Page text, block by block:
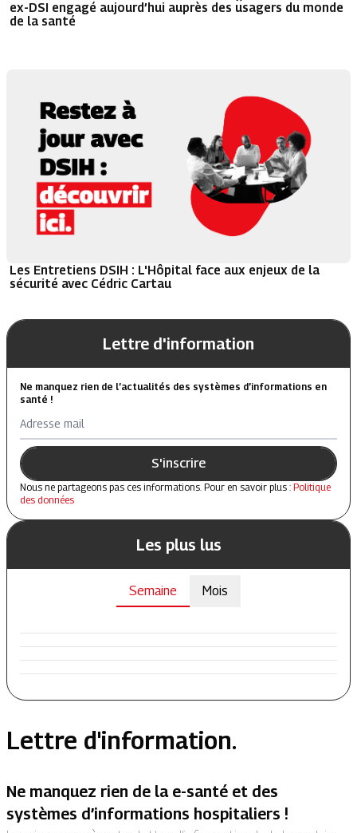
ex-DSI engagé aujourd’hui auprès des usagers du monde
de la santé
Les Entretiens DSIH : L'Hôpital face aux enjeux de la
sécurité avec Cédric Cartau
Lettre d'information
Ne manquez rien de l’actualités des systèmes d’informations en
santé !
Adresse mail
S'inscrire
Nous ne partageons pas ces informations. Pour en savoir plus : Politique
des données
Les plus lus
Semaine Mois
Lettre d'information.
Ne manquez rien de la e-santé et des
systèmes d’informations hospitaliers !